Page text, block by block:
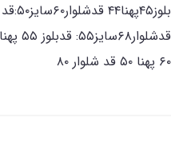
۶۰ پهنا ۵۰ قد شلوار ۸۰